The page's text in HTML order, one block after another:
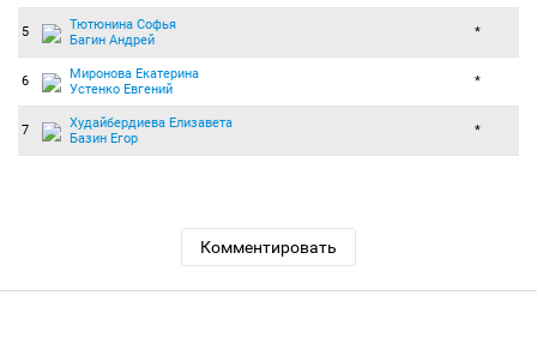
5
Тютюнина Софья
Багин Андрей
*
6
Миронова Екатерина
Устенко Евгений
*
7
Худайбердиева Елизавета
Базин Егор
*
Комментировать